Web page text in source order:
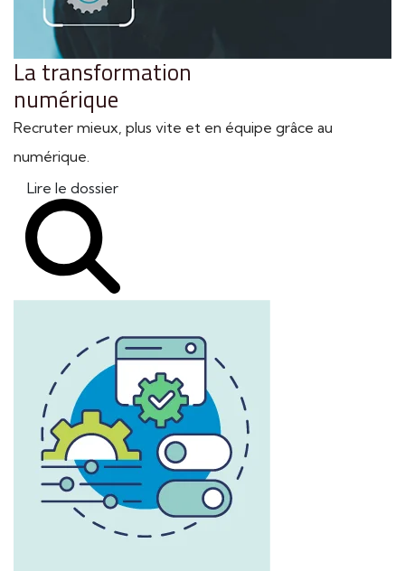
La transformation
numérique
Recruter mieux, plus vite et en équipe grâce au
numérique.
Lire le dossier